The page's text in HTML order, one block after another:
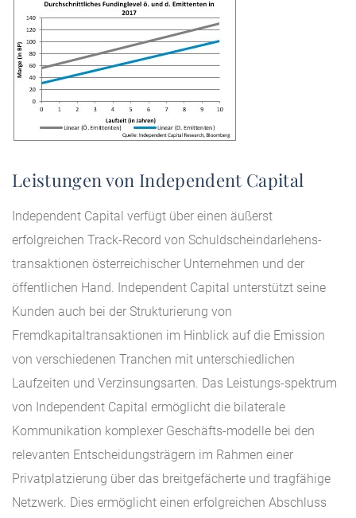
Leistungen von Independent Capital
Independent Capital verfügt über einen äußerst
erfolgreichen Track-Record von Schuldscheindarlehens-
transaktionen österreichischer Unternehmen und der
öffentlichen Hand. Independent Capital unterstützt seine
Kunden auch bei der Strukturierung von
Fremdkapitaltransaktionen im Hinblick auf die Emission
von verschiedenen Tranchen mit unterschiedlichen
Laufzeiten und Verzinsungsarten. Das Leistungs-spektrum
von Independent Capital ermöglicht die bilaterale
Kommunikation komplexer Geschäfts-modelle bei den
relevanten Entscheidungsträgern im Rahmen einer
Privatplatzierung über das breitgefächerte und tragfähige
Netzwerk. Dies ermöglicht einen erfolgreichen Abschluss